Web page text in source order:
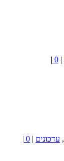
0
, עדכונים |
0
|